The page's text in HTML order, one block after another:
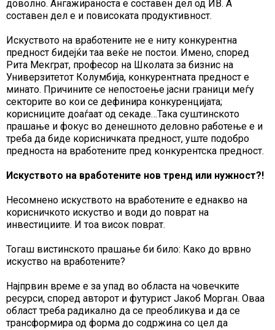
доволно. Ангажираноста е составен дел од ИВ. А
составен дел е и повисоката продуктивност.
Искуството на вработените не е ниту конкурентна
предност бидејќи таа веќе не постои. Имено, според
Рита Мекграт, професор на Школата за бизнис на
Универзитетот Колумбија, конкурентната предност е
минато. Причините се непостоење јасни граници меѓу
секторите во кои се дефинира конкуренцијата;
корисниците доаѓаат од секаде…Така суштинското
прашање и фокус во денешното деловно работење е и
треба да биде корисничката предност, уште подобро
предноста на вработените пред конкурентска предност.
Искуството на вработените нов тренд или нужност?!
Несомнено искуството на вработените е еднакво на
корисничкото искуство и води до поврат на
инвестициите. И тоа висок поврат.
Тогаш вистинското прашање би било: Како до врвно
искуство на вработените?
Најпрвин време е за упад во областа на човечките
ресурси, според авторот и футурист Јакоб Морган. Оваа
област треба радикално да се преобликува и да се
трансформира од форма до содржина со цел да